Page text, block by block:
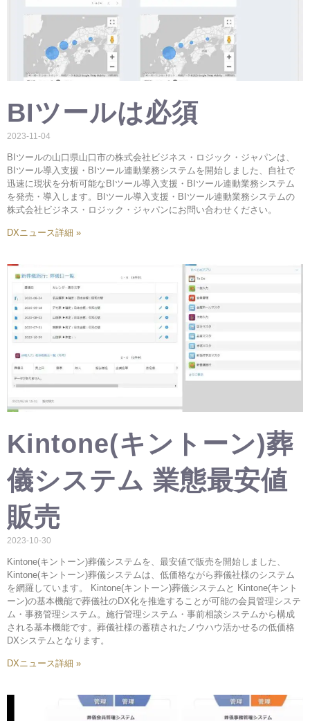
BIツールは必須
2023-11-04
BIツールの山口県山口市の株式会社ビジネス・ロジック・ジャパンは、
BIツール導入支援・BIツール連動業務システムを開始しました、自社で
迅速に現状を分析可能なBIツール導入支援・BIツール連動業務システム
を発売・導入します。BIツール導入支援・BIツール連動業務システムの
株式会社ビジネス・ロジック・ジャパンにお問い合わせください。
DXニュース詳細 »
Kintone(キントーン)葬
儀システム 業態最安値
販売
2023-10-30
Kintone(キントーン)葬儀システムを、最安値で販売を開始しました、
Kintone(キントーン)葬儀システムは、低価格ながら葬儀社様のシステム
を網羅しています。 Kintone(キントーン)葬儀システムと Kintone(キント
ーン)の基本機能で葬儀社のDX化を推進することが可能の会員管理システ
ム・事務管理システム。施行管理システム・事前相談システムから構成
される基本機能です。葬儀社様の蓄積されたノウハウ活かせるの低価格
DXシステムとなります。
DXニュース詳細 »